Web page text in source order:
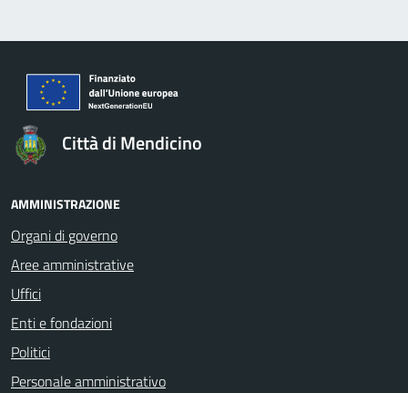
Città di Mendicino
AMMINISTRAZIONE
Organi di governo
Aree amministrative
Uffici
Enti e fondazioni
Politici
Personale amministrativo